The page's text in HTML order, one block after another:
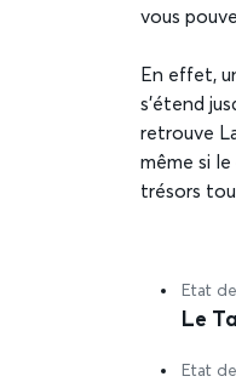
vous
En effet,
s’étend
retrouve
même si
trésors
Etat
Le
Etat